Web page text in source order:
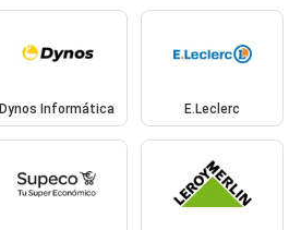
Dynos Informática E.Leclerc